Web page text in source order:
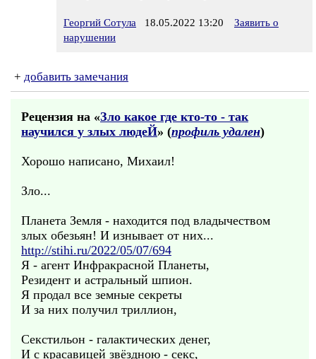
Георгий Сотула 18.05.2022 13:20
Заявить о
нарушении
+ добавить замечания
Рецензия на «Зло какое где кто-то - так
научился у злых людеЙ» (профиль удален)
Хорошо написано, Михаил!
Зло...
Планета Земля - находится под владычеством
злых обезьян! И изнывает от них...
http://stihi.ru/2022/05/07/694
Я - агент Инфракрасной Планеты,
Резидент и астральный шпион.
Я продал все земные секреты
И за них получил триллион,
Секстильон - галактических денег,
И с красавицей звёздною - секс,